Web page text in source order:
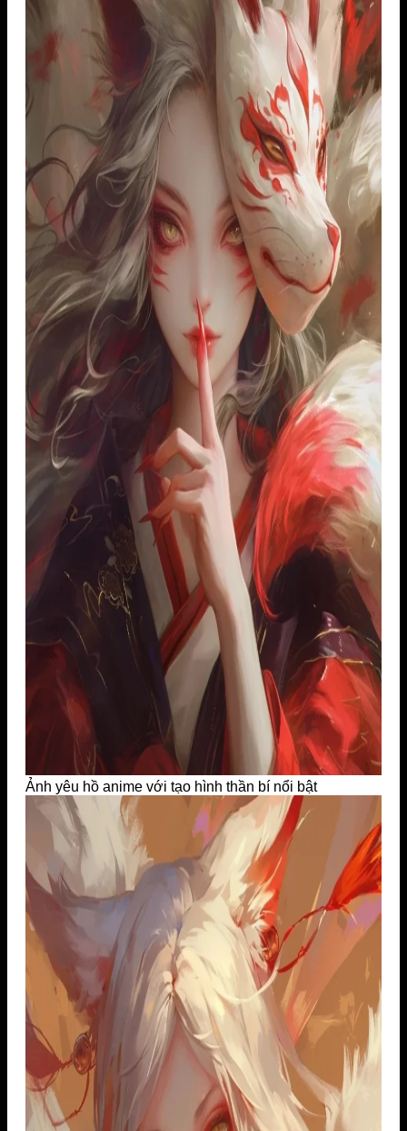
Ảnh yêu hồ anime với tạo hình thần bí nổi bật